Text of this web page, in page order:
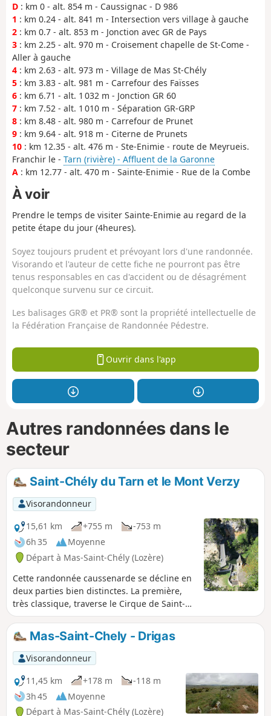
D : km 0 - alt. 854 m - Caussignac - D 986
1 : km 0.24 - alt. 841 m - Intersection vers village à gauche
2 : km 0.7 - alt. 853 m - Jonction avec GR de Pays
3 : km 2.25 - alt. 970 m - Croisement chapelle de St-Come -
Aller à gauche
4 : km 2.63 - alt. 973 m - Village de Mas St-Chély
5 : km 3.83 - alt. 981 m - Carrefour des Faïsses
6 : km 6.71 - alt. 1 032 m - Jonction GR 60
7 : km 7.52 - alt. 1 010 m - Séparation GR-GRP
8 : km 8.48 - alt. 980 m - Carrefour de Prunet
9 : km 9.64 - alt. 918 m - Citerne de Prunets
10 : km 12.35 - alt. 476 m - Ste-Enimie - route de Meyrueis.
Franchir le - Tarn (rivière) - Affluent de la Garonne
A : km 12.77 - alt. 470 m - Sainte-Enimie - Rue de la Combe
À voir
Prendre le temps de visiter Sainte-Enimie au regard de la
petite étape du jour (4heures).
Soyez toujours prudent et prévoyant lors d'une randonnée.
Visorando et l'auteur de cette fiche ne pourront pas être
tenus responsables en cas d'accident ou de désagrément
quelconque survenu sur ce circuit.
Les balisages GR® et PR® sont la propriété intellectuelle de
la Fédération Française de Randonnée Pédestre.
Ouvrir dans l'app
Autres randonnées dans le
secteur
Saint-Chély du Tarn et le Mont Verzy
Visorandonneur
15,61 km
+755 m
-753 m
6h 35
Moyenne
Départ à Mas-Saint-Chély (Lozère)
Cette randonnée caussenarde se décline en
deux parties bien distinctes. La première,
très classique, traverse le Cirque de Saint-
Chély et conduit au charmant village qui lui
a donné son nom, site emblématique des
Gorges du Tarn. La deuxième, plus originale
et beaucoup moins fréquentée, remonte sur
le Causse Méjean pour découvrir le Mont
Servy. Ce petit sommet injustement
méconnu culminant à 1105 m d'altitude offre
un panorama exceptionnel justifiant à lui
Mas-Saint-Chely - Drigas
Visorandonneur
11,45 km
+178 m
-118 m
3h 45
Moyenne
Départ à Mas-Saint-Chély (Lozère)